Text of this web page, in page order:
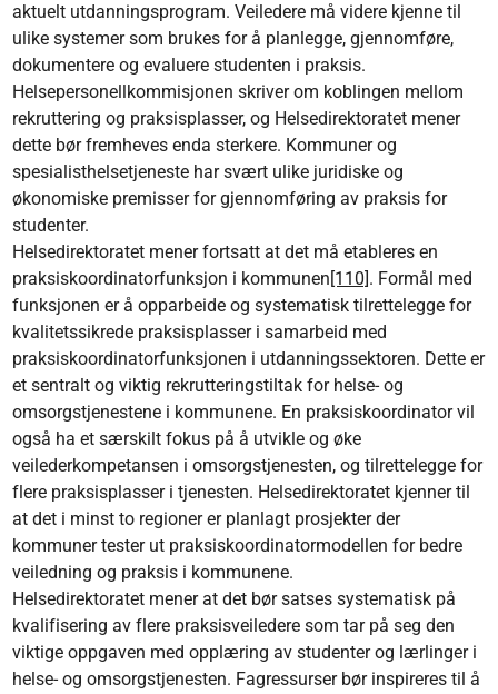
aktuelt utdanningsprogram. Veiledere må videre kjenne til
ulike systemer som brukes for å planlegge, gjennomføre,
dokumentere og evaluere studenten i praksis.
Helsepersonellkommisjonen skriver om koblingen mellom
rekruttering og praksisplasser, og Helsedirektoratet mener
dette bør fremheves enda sterkere. Kommuner og
spesialisthelsetjeneste har svært ulike juridiske og
økonomiske premisser for gjennomføring av praksis for
studenter.
Helsedirektoratet mener fortsatt at det må etableres en
praksiskoordinatorfunksjon i kommunen [110]. Formål med
funksjonen er å opparbeide og systematisk tilrettelegge for
kvalitetssikrede praksisplasser i samarbeid med
praksiskoordinatorfunksjonen i utdanningssektoren. Dette er
et sentralt og viktig rekrutteringstiltak for helse- og
omsorgstjenestene i kommunene. En praksiskoordinator vil
også ha et særskilt fokus på å utvikle og øke
veilederkompetansen i omsorgstjenesten, og tilrettelegge for
flere praksisplasser i tjenesten. Helsedirektoratet kjenner til
at det i minst to regioner er planlagt prosjekter der
kommuner tester ut praksiskoordinatormodellen for bedre
veiledning og praksis i kommunene.
Helsedirektoratet mener at det bør satses systematisk på
kvalifisering av flere praksisveiledere som tar på seg den
viktige oppgaven med opplæring av studenter og lærlinger i
helse- og omsorgstjenesten. Fagressurser bør inspireres til å